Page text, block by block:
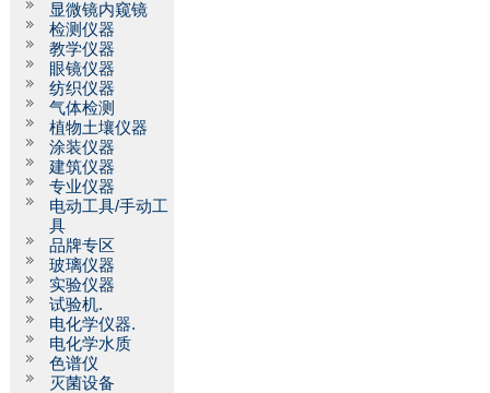
显微镜内窥镜
检测仪器
教学仪器
眼镜仪器
纺织仪器
气体检测
植物土壤仪器
涂装仪器
建筑仪器
专业仪器
电动工具/手动工
具
品牌专区
玻璃仪器
实验仪器
试验机.
电化学仪器.
电化学水质
色谱仪
灭菌设备